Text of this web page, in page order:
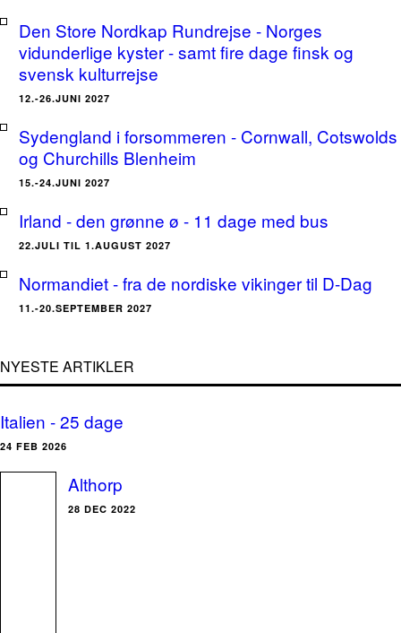
Den Store Nordkap Rundrejse - Norges
vidunderlige kyster - samt fire dage finsk og
svensk kulturrejse
12.-26.JUNI 2027
Sydengland i forsommeren - Cornwall, Cotswolds
og Churchills Blenheim
15.-24.JUNI 2027
Irland - den grønne ø - 11 dage med bus
22.JULI TIL 1.AUGUST 2027
Normandiet - fra de nordiske vikinger til D-Dag
11.-20.SEPTEMBER 2027
NYESTE ARTIKLER
Italien - 25 dage
24 FEB 2026
Althorp
28 DEC 2022